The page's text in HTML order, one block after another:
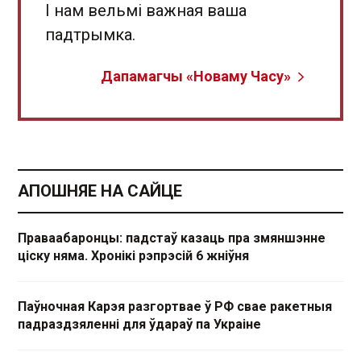
І нам вельмі важная ваша
падтрымка.
Дапамагчы «Новаму Часу»
АПОШНЯЕ НА САЙЦЕ
Праваабаронцы: падстаў казаць пра змяншэнне
ціску няма. Хронікі рэпрэсій 6 жніўня
Паўночная Карэя разгортвае ў РФ свае ракетныя
падраздзяленні для ўдараў па Украіне